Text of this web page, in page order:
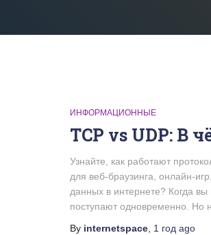
ИНФОРМАЦИОННЫЕ
TCP vs UDP: В
Узнайте, как работают
для веб-браузинга, онлайн-
данных в интернете? Когда
поступают одновременно. Но
By internetspace 1 год ago